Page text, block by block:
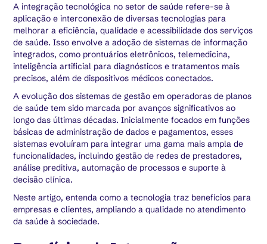
A integração tecnológica no setor de saúde refere-se à
aplicação e interconexão de diversas tecnologias para
melhorar a eficiência, qualidade e acessibilidade dos serviços
de saúde. Isso envolve a adoção de sistemas de informação
integrados, como prontuários eletrônicos, telemedicina,
inteligência artificial para diagnósticos e tratamentos mais
precisos, além de dispositivos médicos conectados.
A evolução dos sistemas de gestão em operadoras de planos
de saúde tem sido marcada por avanços significativos ao
longo das últimas décadas. Inicialmente focados em funções
básicas de administração de dados e pagamentos, esses
sistemas evoluíram para integrar uma gama mais ampla de
funcionalidades, incluindo gestão de redes de prestadores,
análise preditiva, automação de processos e suporte à
decisão clínica.
Neste artigo, entenda como a tecnologia traz benefícios para
empresas e clientes, ampliando a qualidade no atendimento
da saúde à sociedade.